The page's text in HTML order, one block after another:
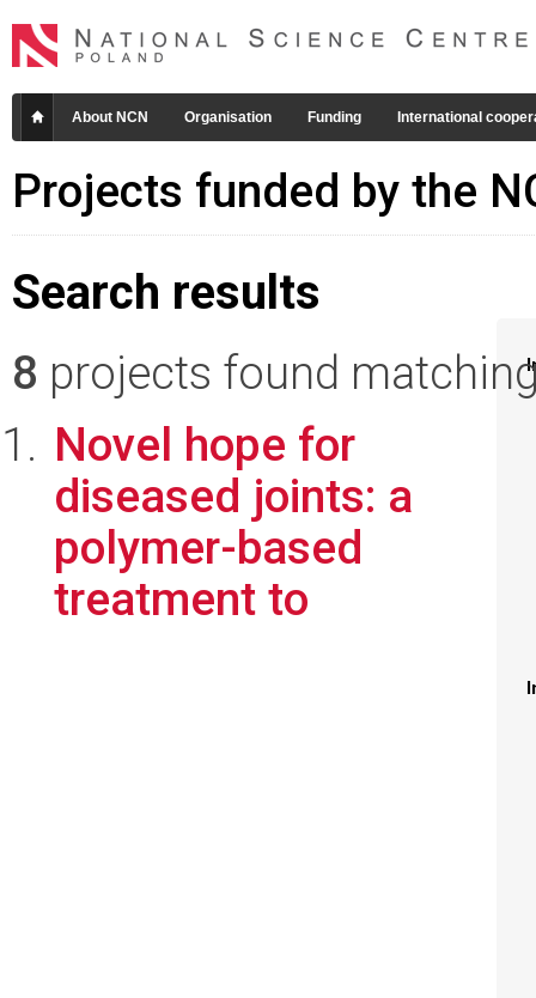
About NCN Organisation Funding International
Projects funded by the
Search results
8 projects found
Novel hope for
diseased joints: a
polymer-based
treatment to